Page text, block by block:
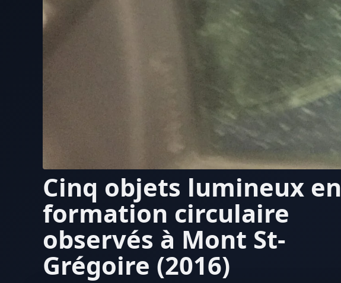
Cinq objets lumineux en
formation circulaire
observés à Mont St-
Grégoire (2016)